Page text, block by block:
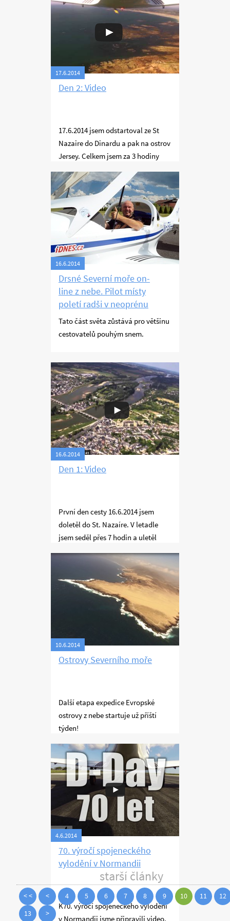
nemohl ani napít a stále jsem si jen
utahoval pásy. A můj záměr natočit
francouzské zámky z nebe nevyšel,
jak jsem si představoval.
17.6.2014
Den 2: Video
17.6.2014 jsem odstartoval ze St
Nazaire do Dinardu a pak na ostrov
Jersey. Celkem jsem za 3 hodiny
Ostrovy Severního moře
16.6.2014
Drsné Severní moře on-
line z nebe. Pilot místy
poletí radši v neoprénu
Tato část světa zůstává pro většinu
cestovatelů pouhým snem.
Expedice 2014
Ostrovy Severního moře
16.6.2014
Den 1: Video
První den cesty 16.6.2014 jsem
doletěl do St. Nazaíre. V letadle
jsem seděl přes 7 hodin a uletěl
Příbrami přes celkem příjemné
letiště Auxerre Branches natáčel
jsem trochu i zámky na Loiře.
Ostrovy Severního moře
10.6.2014
Ostrovy Severního moře
Další etapa expedice Evropské
ostrovy z nebe startuje už příští
týden!
Létání
4.6.2014
70. výročí spojeneckého
vylodění v Normandii
K70. výročí spojeneckého vylodění
v Normandii jsme připravili video,
starší články
< < < 4 5 6 7 8 9 10 11
12
13
>